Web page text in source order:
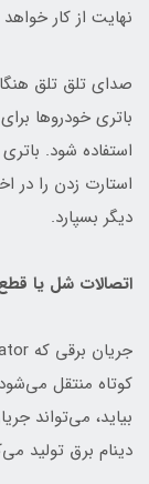
نهایت از کار خواهد
صدای تلق تلق
باتری خودروها
استفاده شود.
استارت زدن را در
دیگر بسپارد.
اتصالات شل یا
کوتاه منتقل
بیاید، می‌تواند
دینام برق تولید